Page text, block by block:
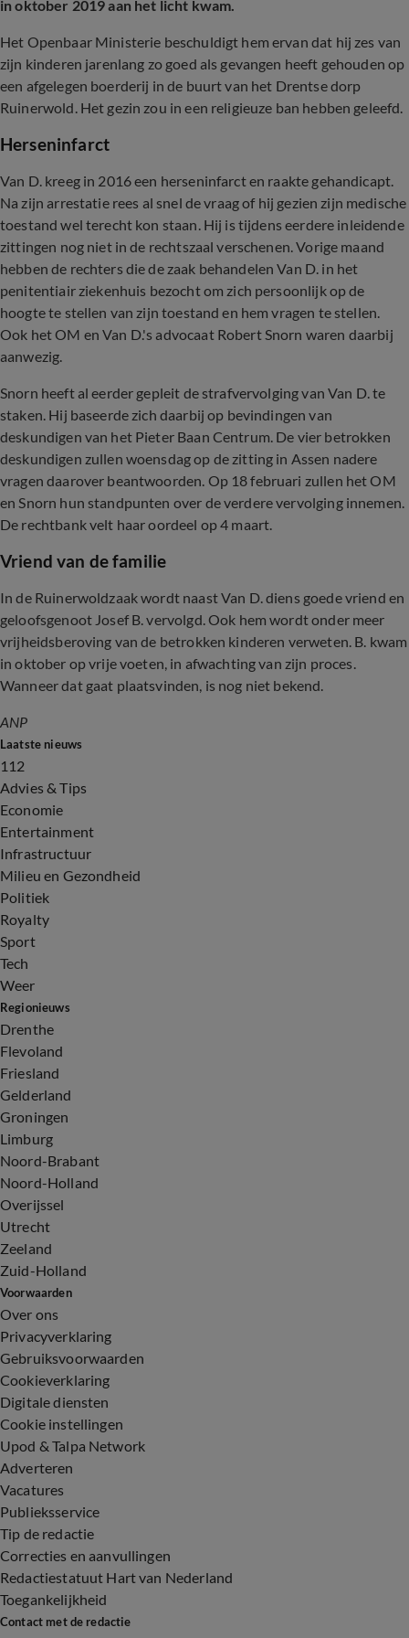
in oktober 2019 aan het licht kwam.
Het Openbaar Ministerie beschuldigt hem ervan dat hij zes van
zijn kinderen jarenlang zo goed als gevangen heeft gehouden op
een afgelegen boerderij in de buurt van het Drentse dorp
Ruinerwold. Het gezin zou in een religieuze ban hebben geleefd.
Herseninfarct
Van D. kreeg in 2016 een herseninfarct en raakte gehandicapt.
Na zijn arrestatie rees al snel de vraag of hij gezien zijn medische
toestand wel terecht kon staan. Hij is tijdens eerdere inleidende
zittingen nog niet in de rechtszaal verschenen. Vorige maand
hebben de rechters die de zaak behandelen Van D. in het
penitentiair ziekenhuis bezocht om zich persoonlijk op de
hoogte te stellen van zijn toestand en hem vragen te stellen.
Ook het OM en Van D.'s advocaat Robert Snorn waren daarbij
aanwezig.
Snorn heeft al eerder gepleit de strafvervolging van Van D. te
staken. Hij baseerde zich daarbij op bevindingen van
deskundigen van het Pieter Baan Centrum. De vier betrokken
deskundigen zullen woensdag op de zitting in Assen nadere
vragen daarover beantwoorden. Op 18 februari zullen het OM
en Snorn hun standpunten over de verdere vervolging innemen.
De rechtbank velt haar oordeel op 4 maart.
Vriend van de familie
In de Ruinerwoldzaak wordt naast Van D. diens goede vriend en
geloofsgenoot Josef B. vervolgd. Ook hem wordt onder meer
vrijheidsberoving van de betrokken kinderen verweten. B. kwam
in oktober op vrije voeten, in afwachting van zijn proces.
Wanneer dat gaat plaatsvinden, is nog niet bekend.
ANP
Laatste nieuws
112
Advies & Tips
Economie
Entertainment
Infrastructuur
Milieu en Gezondheid
Politiek
Royalty
Sport
Tech
Weer
Regionieuws
Drenthe
Flevoland
Friesland
Gelderland
Groningen
Limburg
Noord-Brabant
Noord-Holland
Overijssel
Utrecht
Zeeland
Zuid-Holland
Voorwaarden
Over ons
Privacyverklaring
Gebruiksvoorwaarden
Cookieverklaring
Digitale diensten
Cookie instellingen
Upod & Talpa Network
Adverteren
Vacatures
Publieksservice
Tip de redactie
Correcties en aanvullingen
Redactiestatuut Hart van Nederland
Toegankelijkheid
Contact met de redactie